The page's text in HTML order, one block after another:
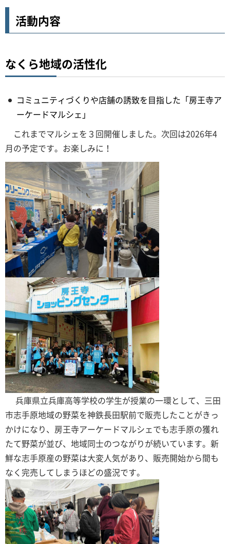
活動内容
なくら地域の活性化
コミュニティづくりや店舗の誘致を目指した「房王寺ア
ーケードマルシェ」
これまでマルシェを３回開催しました。次回は2026年4
月の予定です。お楽しみに！
兵庫県立兵庫高等学校の学生が授業の一環として、三田
市志手原地域の野菜を神鉄長田駅前で販売したことがきっ
かけになり、房王寺アーケードマルシェでも志手原の獲れ
たて野菜が並び、地域同士のつながりが続いています。新
鮮な志手原産の野菜は大変人気があり、販売開始から間も
なく完売してしまうほどの盛況です。